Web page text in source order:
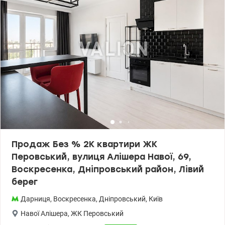
квартири: ✔ якісний ремонт – без додаткових витрат; ✔
простора житлова кімната; ✔ велика кухня 13 м²; ✔ комфортний
12-й поверх із гарним видом із вікон; ✔ сучасний будинок із
швидкісними ліфтами та доглянутою прибудинковою
територією. Переваги ЖК «Паркові Озера»: • закрита та доглянута
територія; • поруч парк «Перемога» з озерами, зонами для
прогулянок і відпочинку; • дитячі та спортивні майданчики; •
магазини, супермаркети, кафе, аптеки, салони краси – усе в
пішій доступності; • зручна транспортна розв’язка та швидкий
доступ до метро. Ця квартира стане чудовим вибором як для
власного проживання, так і для вигідної інвестиції під оренду.
Ціна 92000у.о., 0976449950 Наталя, valion.ua/1152525
Продаж Без % 2К квартири ЖК
Перовський, вулиця Алішера Навої, 69,
Воскресенка, Дніпровський район, Лівий
берег
Дарниця, Воскресенка, Дніпровський, Київ
Навої Алішера, ЖК Перовський